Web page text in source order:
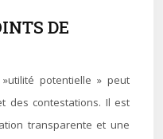
DE
potentielle » peut
des contestations. Il est
transparente et une